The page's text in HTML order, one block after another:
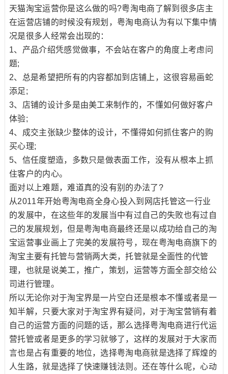
天猫淘宝运营你是这么做的吗?粤淘电商了解到很多店主
在运营店铺的时候没有规划，粤淘电商认为有以下集中情
况是很多人经常会出现的：
1、产品介绍凭感觉做事，不会站在客户的角度上考虑问
题;
2、总是希望把所有的内容都加到店铺上，这很容易画蛇
添足;
3、店铺的设计多是由美工来制作的，不懂如何做好客户
体验;
4、成交主张缺少整体的设计，不懂得如何抓住客户的购
买心理;
5、信任度塑造，多数只是做表面工作，没有从根本上抓
住客户的内心。
面对以上难题，难道真的没有别的办法了?
从2011年开始粤淘电商全身心投入到网店托管这一行业
的发展中，在这些年的发展当中有过自己的失败也有过自
己的发展规划，但是粤淘电商最终还是以成功给自己的淘
宝运营事业画上了完美的发展符号，现在粤淘电商旗下的
淘宝主要有托管与营销两大类，托管就是全面性的代管
理，也就是说美工，推广，策划，运营等方面全部交给公
司进行管理。
所以无论你对于淘宝界是一片空白还是根本不懂或者是一
知半解，只要大家对于淘宝界有疑问，对于淘宝营销有着
自己的运营方面的问题的话，那么选择粤淘电商进行代运
营托管或者是更多的学习就够了，这样的发展对于大家而
言也是占有重要的地位，选择粤淘电商就是选择了辉煌的
人生路，就是选择了快速赚钱法则。还在等什么呢，心动